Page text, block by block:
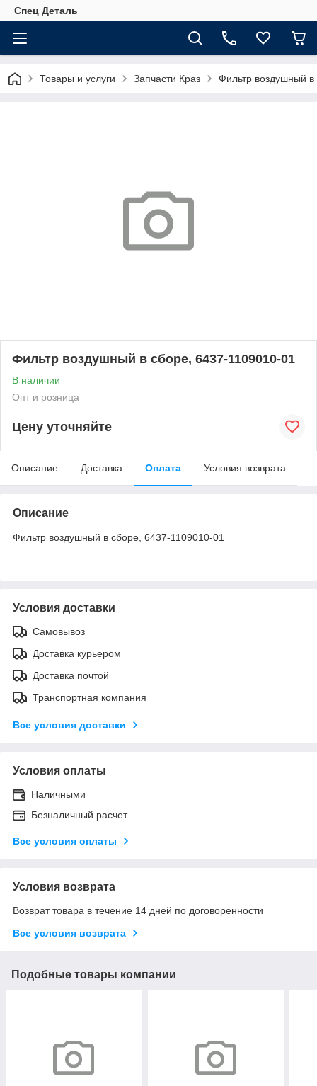
Спец Деталь
Товары и услуги Запчасти Краз Фильтр воздушный
Фильтр воздушный в сборе, 6437-1109010-01
В наличии
Опт и розница
Цену уточняйте
Описание Доставка Оплата Условия возврата
Описание
Фильтр воздушный в сборе, 6437-1109010-01
Условия доставки
Самовывоз
Доставка курьером
Доставка почтой
Транспортная компания
Все условия доставки
Условия оплаты
Наличными
Безналичный расчет
Все условия оплаты
Условия возврата
Возврат товара в течение 14 дней по договоренности
Все условия возврата
Подобные товары компании